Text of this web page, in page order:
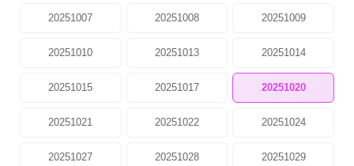
20251007 20251008 20251009
20251010 20251013 20251014
20251015 20251017 20251020
20251021 20251022 20251024
20251027 20251028 20251029